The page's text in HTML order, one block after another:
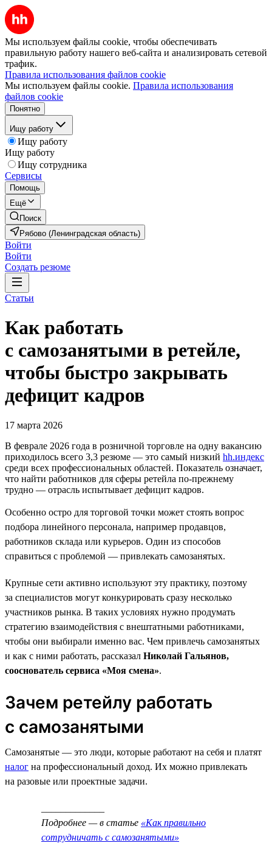
Мы используем файлы cookie, чтобы обеспечивать
правильную работу нашего веб-сайта и анализировать сетевой
трафик.
Правила использования файлов cookie
Мы используем файлы cookie. Правила использования
файлов cookie
Понятно
Ищу работу
Ищу работу
Ищу работу
Ищу сотрудника
Сервисы
Помощь
Ещё
Поиск
Рябово (Ленинградская область)
Войти
Войти
Создать резюме
Статьи
Как работать
с самозанятыми в ретейле,
чтобы быстро закрывать
дефицит кадров
17 марта 2026
В феврале 2026 года в розничной торговле на одну вакансию
приходилось всего 3,3 резюме — это самый низкий hh.индекс
среди всех профессиональных областей. Показатель означает,
что найти работников для сферы ретейла по-прежнему
трудно — отрасль испытывает дефицит кадров.
Особенно остро для торговой точки может стоять вопрос
подбора линейного персонала, например продавцов,
работников склада или курьеров. Один из способов
справиться с проблемой — привлекать самозанятых.
Крупные сети активно используют эту практику, поэтому
за специалистов могут конкурировать сразу несколько
участников рынка. В таких условиях нужно продумать
стратегию взаимодействия с внештатными работниками,
чтобы они выбирали именно вас. Чем привлечь самозанятых
и как с ними работать, рассказал Николай Гальянов,
сооснователь сервиса «Моя смена».
Зачем ретейлу работать
с самозанятыми
Самозанятые — это люди, которые работают на себя и платят
налог на профессиональный доход. Их можно привлекать
на разовые или проектные задачи.
Подробнее — в статье «Как правильно
сотрудничать с самозанятыми»